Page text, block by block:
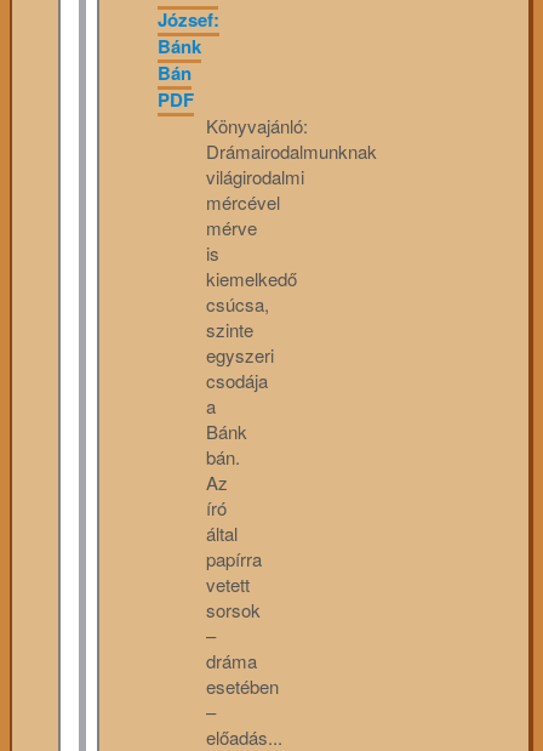
József:
Bánk
Bán
PDF
Könyvajánló:
Drámairodalmunknak
világirodalmi
mércével
mérve
is
kiemelkedő
csúcsa,
szinte
egyszeri
csodája
a
Bánk
bán.
Az
író
által
papírra
vetett
sorsok
–
dráma
esetében
–
előadás...